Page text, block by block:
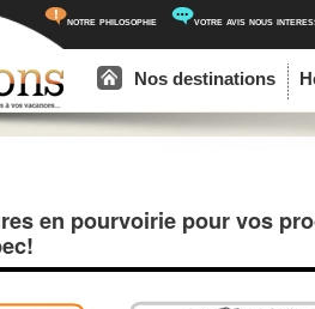
notre philosophie votre avis nous
Aller au contenu principal
Aller au contenu secondaire
Nos destinations
en pourvoirie pour vos